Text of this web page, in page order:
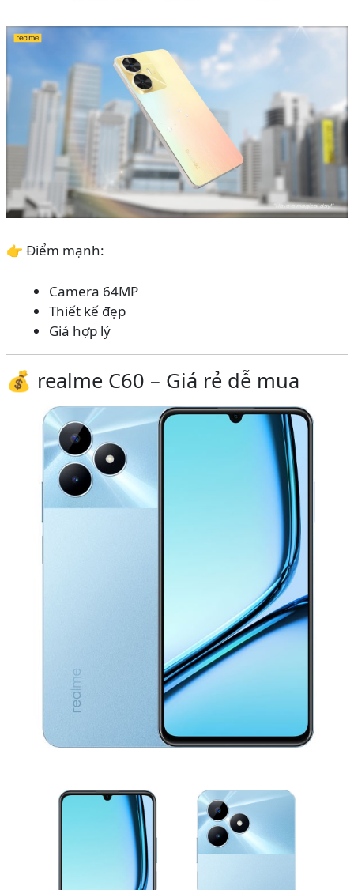
👉 Điểm mạnh:
Camera 64MP
Thiết kế đẹp
Giá hợp lý
💰 realme C60 – Giá rẻ dễ mua